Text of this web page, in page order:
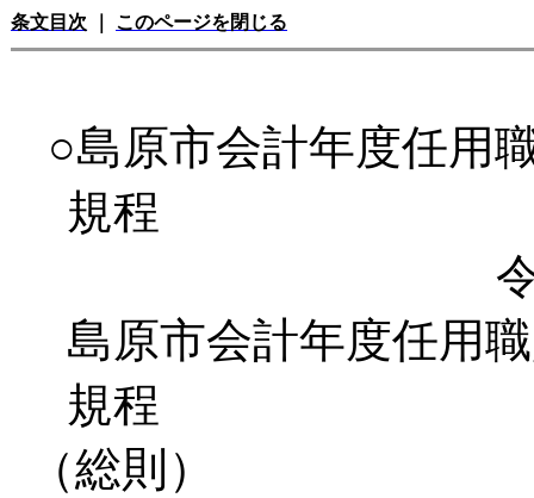
条文目次 このページを閉じる
○島原市会計年度任用
規程
島原市会計年度任用
規程
（総則）